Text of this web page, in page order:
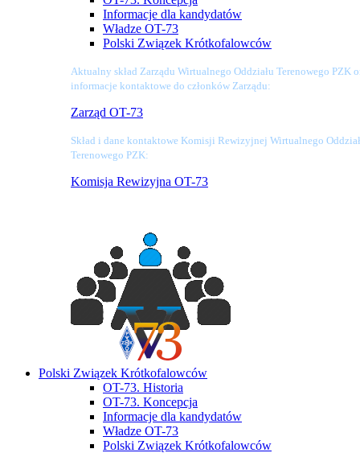
Informacje dla kandydatów
Władze OT-73
Polski Związek Krótkofalowców
Aktualny skład Zarządu Wirtualnego Oddziału Terenowego PZK
informacje kontaktowe do członków Zarządu:
Zarząd OT-73
Skład i dane kontaktowe Komisji Rewizyjnej Wirtualnego
Terenowego PZK:
Komisja Rewizyjna OT-73
Polski Związek Krótkofalowców
OT-73. Historia
OT-73. Koncepcja
Informacje dla kandydatów
Władze OT-73
Polski Związek Krótkofalowców